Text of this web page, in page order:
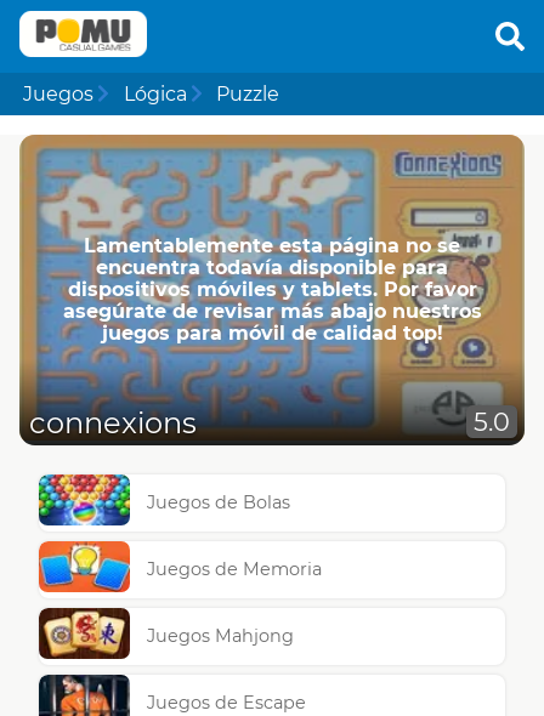
Juegos Lógica Puzzle
Lamentablemente esta página no se
encuentra todavía disponible para
dispositivos móviles y tablets. Por favor
asegúrate de revisar más abajo nuestros
juegos para móvil de calidad top!
connexions 5.0
Juegos de Bolas
Juegos de Memoria
Juegos Mahjong
Juegos de Escape